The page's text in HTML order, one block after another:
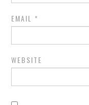
EMAIL *
WEBSITE